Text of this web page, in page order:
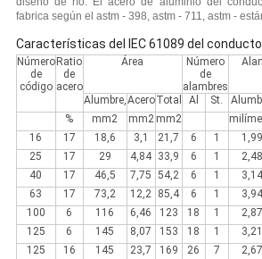
fabrica según el astm - 398, astm - 711, astm -
Características del IEC 61089 del
Número
de
código
Ratio
de
acero
Área
Número
de
alambres
Alumbre,AceroTotal Al St.
%
mm2 mm2 mm2
16
17 18,6 3,1 21,7 6 1 1,99
25
17 29 4,84 33,9 6 1 2,48
40
17 46,5 7,75 54,2 6 1 3,14
63
17 73,2 12,2 85,4 6 1 3,94
100
6 116 6,46 123 18 1 2,87
125
6 145 8,07 153 18 1 3,21
125
16 145 23,7 169 26 7 2,67